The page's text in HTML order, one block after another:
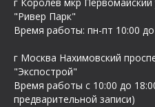
"Ривер Парк"
Время работы: пн-пт 10:00
г Москва Нахимовский
"Экспострой"
Время работы с 10:00 до
предварительной записи)